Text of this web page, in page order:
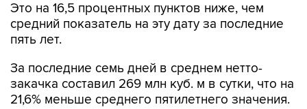
Это на 16,5 процентных пунктов ниже, чем
средний показатель на эту дату за последние
пять лет.
За последние семь дней в среднем нетто-
закачка составил 269 млн куб. м в сутки, что на
21,6% меньше среднего пятилетнего значения.